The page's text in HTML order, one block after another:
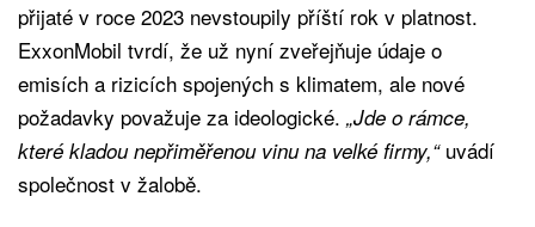
přijaté v roce 2023 nevstoupily příští rok v platnost.
ExxonMobil tvrdí, že už nyní zveřejňuje údaje o
emisích a rizicích spojených s klimatem, ale nové
požadavky považuje za ideologické. „Jde o rámce,
které kladou nepřiměřenou vinu na velké firmy,“uvádí
společnost v žalobě.